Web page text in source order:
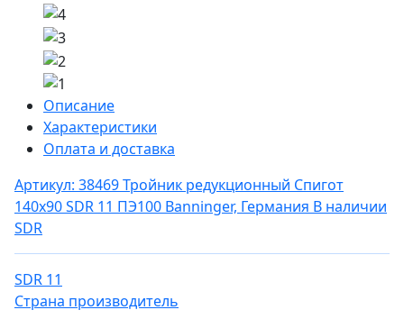
Описание
Характеристики
Оплата и доставка
Артикул: 38469Тройник редукционный Спигот
140х90 SDR 11 ПЭ100 Banninger, Германия В наличии
SDR
SDR 11
Страна производитель